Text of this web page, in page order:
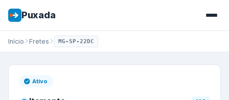
Puxada
Início Fretes MG-SP-22DC
Frete de
Ativo